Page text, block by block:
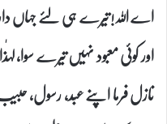
اے اللہ! تیرے ہی لئے جہاں
اور کوئی معبود نہیں تیرے سوا،
نازل فرما اپنے عبد، رسول،